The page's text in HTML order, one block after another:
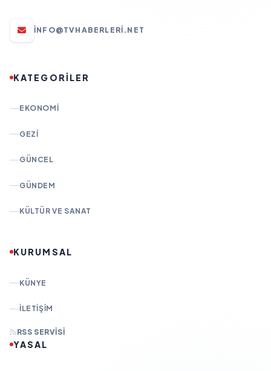
INFO@TVHABERLERI.NET
KATEGORİLER
EKONOMI
GEZI
GÜNCEL
GÜNDEM
KÜLTÜR VE SANAT
KURUMSAL
KÜNYE
İLETIŞIM
RSS SERVISI
YASAL